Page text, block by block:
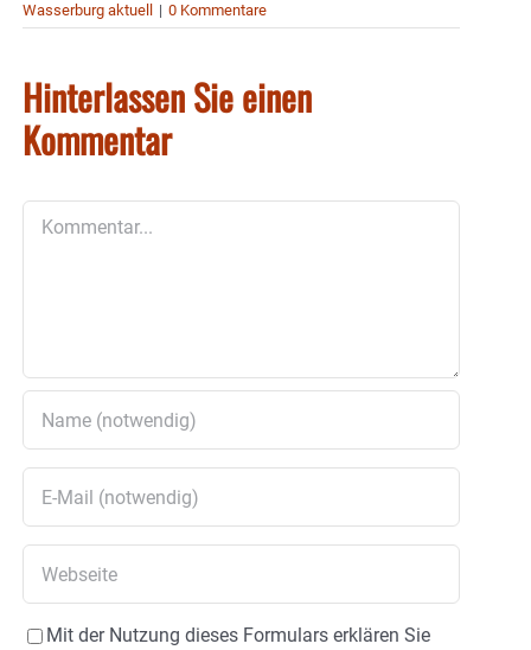
Wasserburg aktuell
| 0 Kommentare
Hinterlassen Sie einen
Kommentar
Mit der Nutzung dieses Formulars erklären Sie